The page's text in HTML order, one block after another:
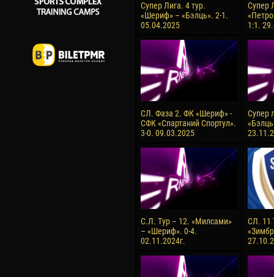
Супер Лига. 4 тур.
«Шериф» – «Бэлць». 2-1.
05.04.2025
Супер
1:1.
СЛ. Фаза 2. ФК «Шериф» -
СФК «Спартаний Спортул».
3-0. 09.03.2025
Супер
С.Л. Тур – 12. «Милсами»
– «Шериф». 0-4.
02.11.2024г.
СЛ. 11